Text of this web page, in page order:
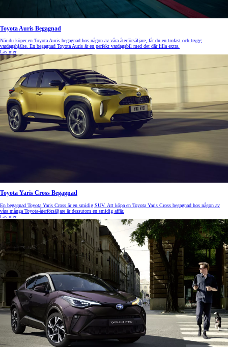
Toyota Auris Begagnad
När du köper en Toyota Auris begagnad hos någon av våra återförsäljare, får du en trofast och trygg
vardagshjälte. En begagnad Toyota Auris är en perfekt vardagsbil med det där lilla extra.
Läs mer
Toyota Yaris Cross Begagnad
En begagnad Toyota Yaris Cross är en smidig SUV. Att köpa en Toyota Yaris Cross begagnad hos någon av
våra många Toyota-återförsäljare är dessutom en smidig affär.
Läs mer